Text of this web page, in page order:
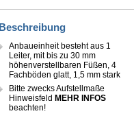
Beschreibung
Anbaueinheit besteht aus 1
Leiter, mit bis zu 30 mm
höhenverstellbaren Füßen, 4
Fachböden glatt, 1,5 mm stark
Bitte zwecks Aufstellmaße
Hinweisfeld MEHR INFOS
beachten!